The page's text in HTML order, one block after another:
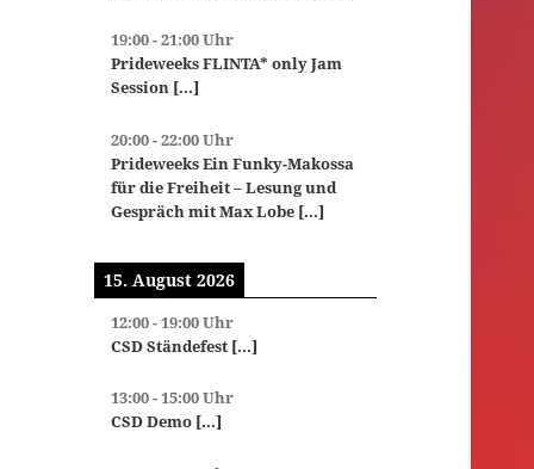
19:00-21:00Uhr
Prideweeks FLINTA* only Jam
Session [...]
20:00-22:00Uhr
Prideweeks Ein Funky-Makossa
für die Freiheit – Lesung und
Gespräch mit Max Lobe [...]
15. August 2026
12:00-19:00Uhr
CSD Ständefest [...]
13:00-15:00Uhr
CSD Demo [...]